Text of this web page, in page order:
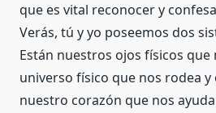
que es vital reconocer y
Verás, tú y yo poseemos dos
Están nuestros ojos físicos
universo físico que nos rodea y
nuestro corazón que nos